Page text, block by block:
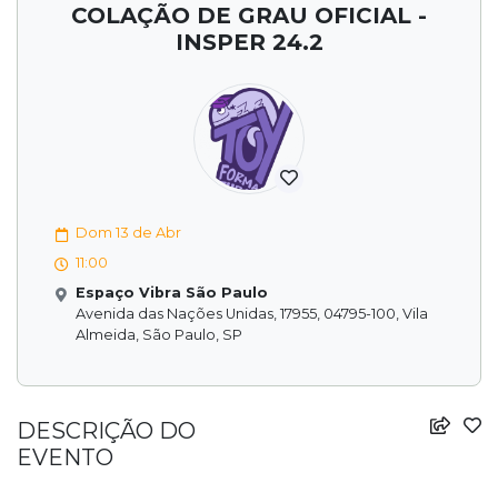
COLAÇÃO DE GRAU OFICIAL -
INSPER 24.2
Dom 13 de Abr
11:00
Espaço Vibra São Paulo
Avenida das Nações Unidas, 17955, 04795-100, Vila
Almeida, São Paulo, SP
DESCRIÇÃO DO
EVENTO